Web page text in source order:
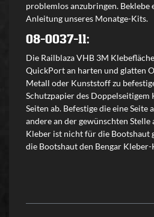
problemlos anzubringen. Beklebe
Anleitung unseres Monatge-Kits.
08-0037-11:
Die Railblaza VHB 3M
QuickPort an harten und glatten
Metall oder Kunststoff zu
Schutzpapier des Doppelseitigem
Seiten ab. Befestige die eine
andere an der gewünschten
Kleber ist nicht für die Bootshaut
die Bootshaut den Bengar